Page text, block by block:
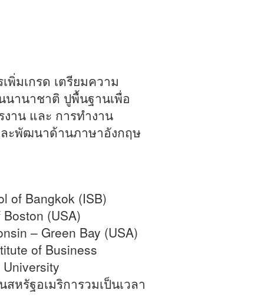
พิ่มเกรด เตรียมความ
นานาชาติ ปูพื้นฐานเพื่อ
งาน และ การทำงาน
ะพัฒนาด้านภาษาอังกฤษ
of Bangkok (ISB)
(USA)
– Green Bay (USA)
of Business
หรัฐอเมริการวมเป็นเวลา